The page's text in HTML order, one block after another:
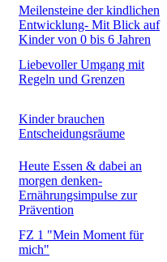
Meilensteine der kindlichen
Entwicklung- Mit Blick auf
Kinder von 0 bis 6 Jahren
Liebevoller Umgang mit
Regeln und Grenzen
Kinder brauchen
Entscheidungsräume
Heute Essen & dabei an
morgen denken-
Ernährungsimpulse zur
Prävention
FZ 1 "Mein Moment für
mich"